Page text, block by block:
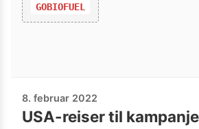
GOBIOFUEL
8. februar 2022
USA-reiser til